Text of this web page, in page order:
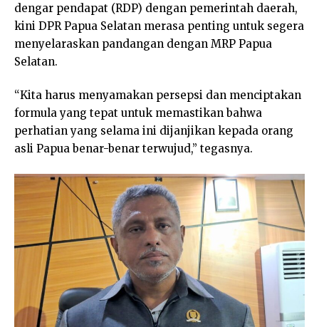
dengar pendapat (RDP) dengan pemerintah daerah,
kini DPR Papua Selatan merasa penting untuk segera
menyelaraskan pandangan dengan MRP Papua
Selatan.
“Kita harus menyamakan persepsi dan menciptakan
formula yang tepat untuk memastikan bahwa
perhatian yang selama ini dijanjikan kepada orang
asli Papua benar-benar terwujud,” tegasnya.